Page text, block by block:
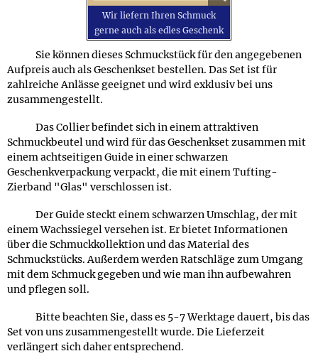
Wir liefern Ihren Schmuck
gerne auch als edles Geschenk
Sie können dieses Schmuckstück für den angegebenen
Aufpreis auch als Geschenkset bestellen. Das Set ist für
zahlreiche Anlässe geeignet und wird exklusiv bei uns
zusammengestellt.
Das Collier befindet sich in einem attraktiven
Schmuckbeutel und wird für das Geschenkset zusammen mit
einem achtseitigen Guide in einer schwarzen
Geschenkverpackung verpackt, die mit einem Tufting-
Zierband "Glas" verschlossen ist.
Der Guide steckt einem schwarzen Umschlag, der mit
einem Wachssiegel versehen ist. Er bietet Informationen
über die Schmuckkollektion und das Material des
Schmuckstücks. Außerdem werden Ratschläge zum Umgang
mit dem Schmuck gegeben und wie man ihn aufbewahren
und pflegen soll.
Bitte beachten Sie, dass es 5-7 Werktage dauert, bis das
Set von uns zusammengestellt wurde. Die Lieferzeit
verlängert sich daher entsprechend.